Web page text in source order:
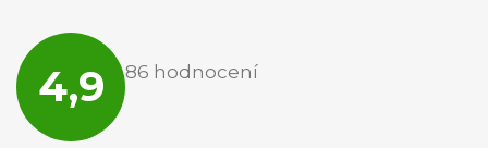
4,9
obchodu
je
86 hodnocení